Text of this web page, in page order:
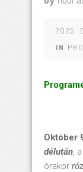
2025.
IN
Október
délután, a
órakor